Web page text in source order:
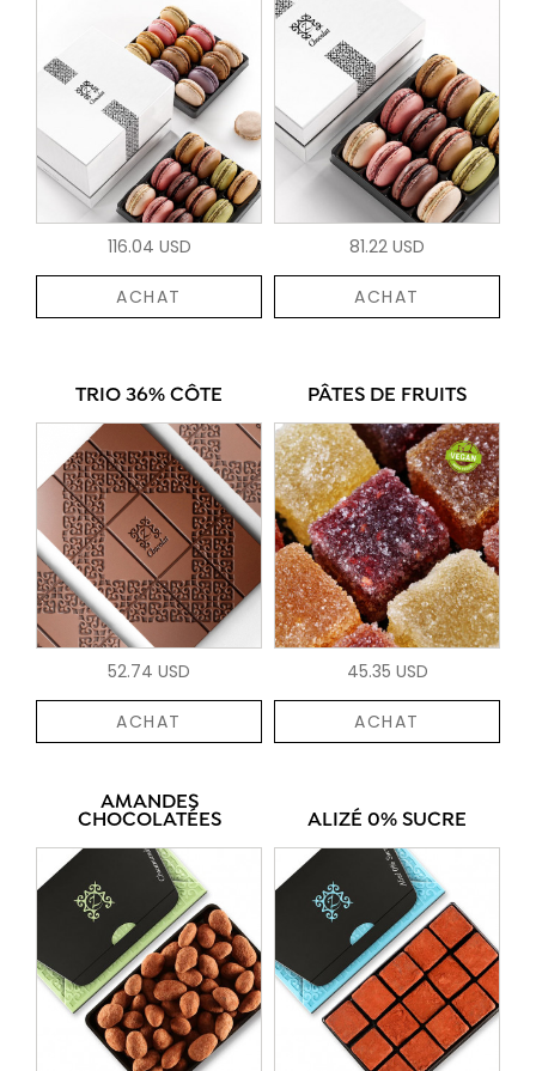
116.04 USD
ACHAT
81.22 USD
ACHAT
TRIO 36% CÔTE
52.74 USD
ACHAT
PÂTES DE FRUITS
45.35 USD
ACHAT
AMANDES
CHOCOLATÉES ALIZÉ 0% SUCRE